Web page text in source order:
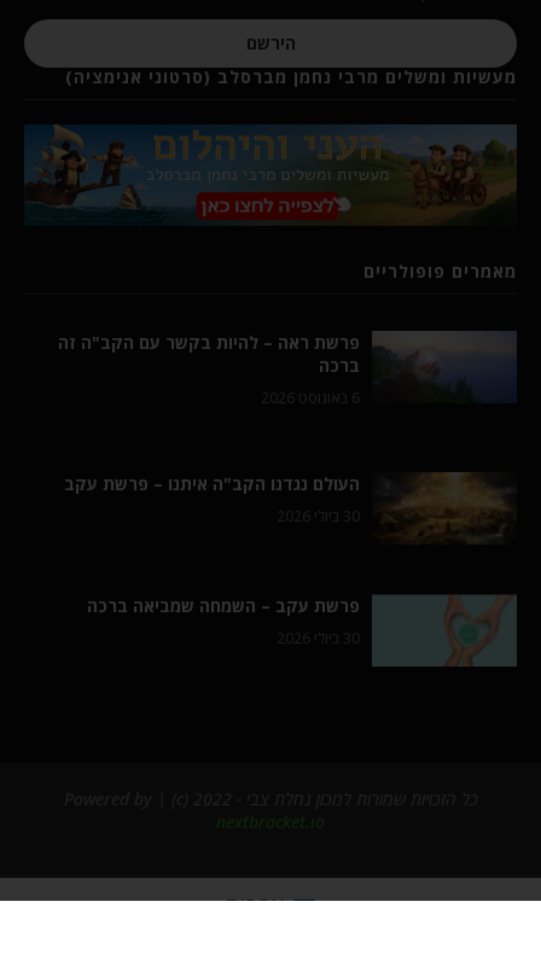
הירשם
מעשיות ומשלים מרבי נחמן מברסלב (סרטוני אנימציה)
מאמרים פופולריים
פרשת ראה – להיות בקשר עם הקב"ה זה
ברכה
6 באוגוסט 2026
העולם נגדנו הקב"ה איתנו – פרשת עקב
30 ביולי 2026
פרשת עקב – השמחה שמביאה ברכה
30 ביולי 2026
nextbracket.io
עברית